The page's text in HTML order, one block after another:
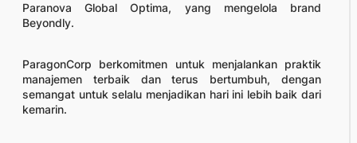
Paranova Global Optima, yang mengelola brand
Beyondly.
ParagonCorp berkomitmen untuk menjalankan praktik
manajemen terbaik dan terus bertumbuh, dengan
semangat untuk selalu menjadikan hari ini lebih baik dari
kemarin.